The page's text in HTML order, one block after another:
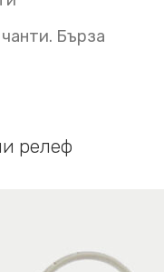
Бърза
релеф